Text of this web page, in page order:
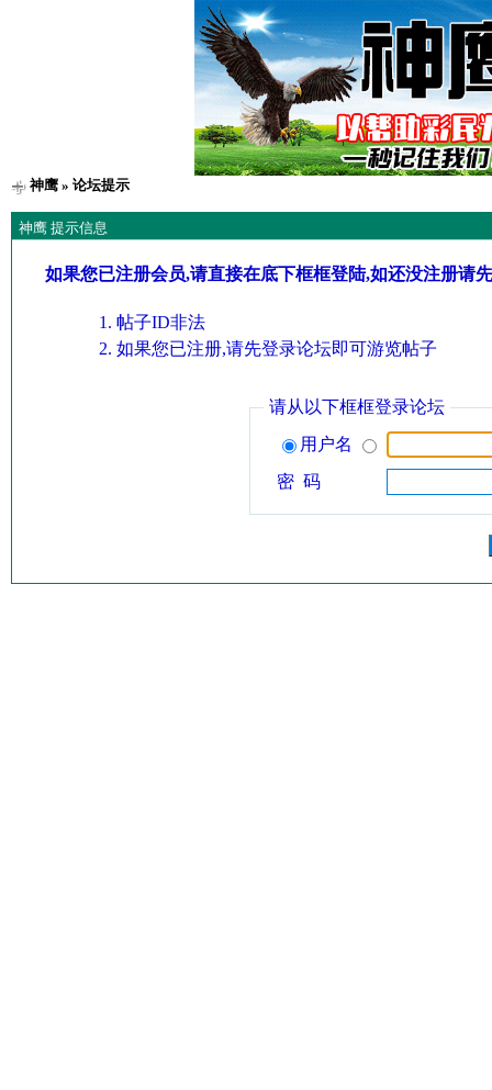
神鹰» 论坛提示
神鹰 提示信息
如果您已注册会员,请直接在底下框框登陆,如还没注册请
帖子ID非法
如果您已注册,请先登录论坛即可游览帖子
请从以下框框登录论坛
用户名
密 码